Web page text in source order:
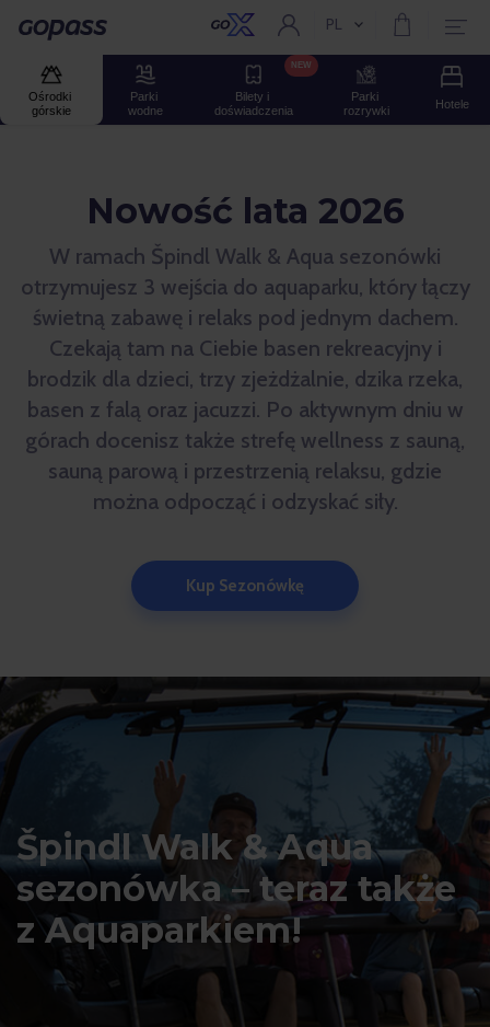
Gopass Aktualny język:
PL
Ośrodki
górskie
Parki
wodne
Bilety i
doświadczenia
NEW
Parki
rozrywki
Hotele
Nowość lata 2026
W ramach Špindl Walk & Aqua sezonówki
otrzymujesz 3 wejścia do aquaparku, który łączy
świetną zabawę i relaks pod jednym dachem.
Czekają tam na Ciebie basen rekreacyjny i
brodzik dla dzieci, trzy zjeżdżalnie, dzika rzeka,
basen z falą oraz jacuzzi. Po aktywnym dniu w
górach docenisz także strefę wellness z sauną,
sauną parową i przestrzenią relaksu, gdzie
można odpocząć i odzyskać siły.
Kup Sezonówkę
Špindl Walk & Aqua
sezonówka – teraz także
z Aquaparkiem!